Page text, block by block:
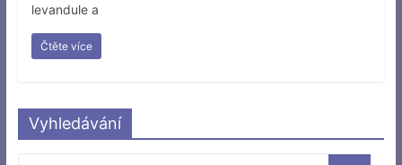
levandule a
Čtěte více
Vyhledávání